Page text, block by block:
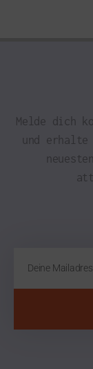
Melde dich
und erhalte